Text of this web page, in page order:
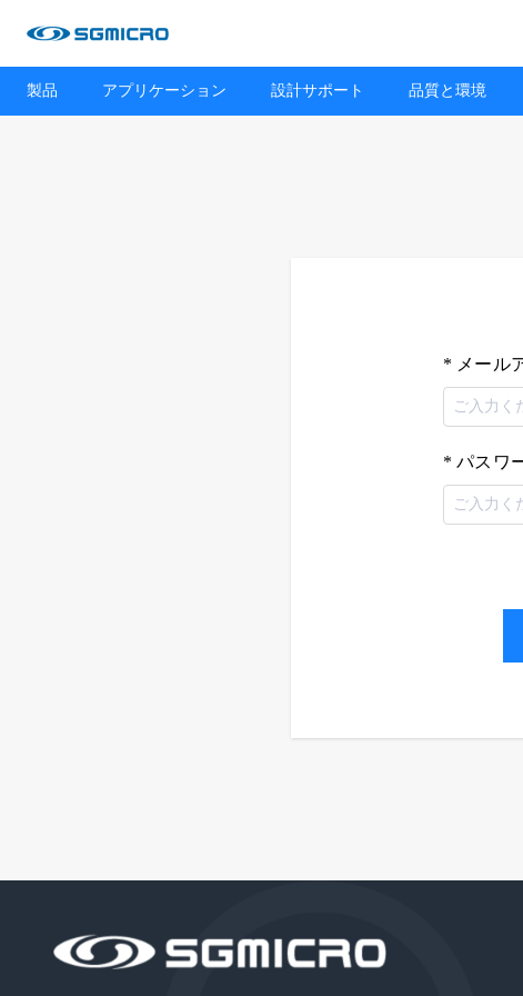
製品 アプリケーション 設計サポート 品質と環境
メール
パスワ